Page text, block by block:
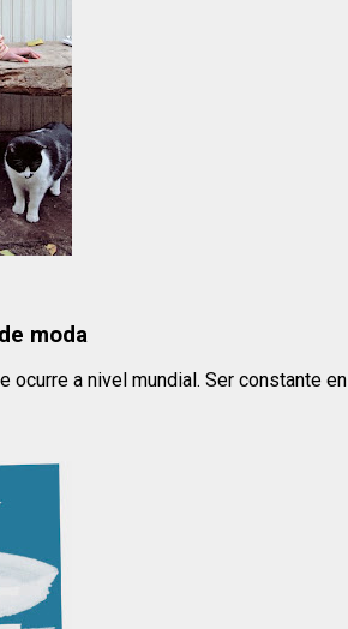
moda
ocurre a nivel mundial. Ser constante en